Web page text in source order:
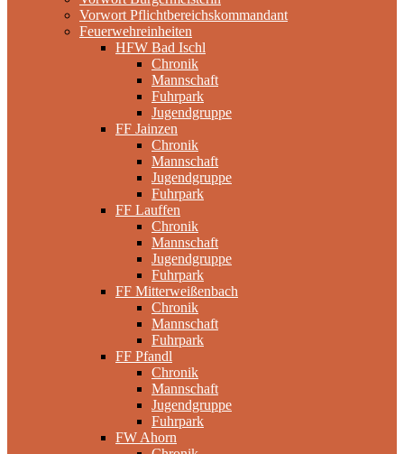
Vorwort Pflichtbereichskommandant
Feuerwehreinheiten
HFW Bad Ischl
Chronik
Mannschaft
Fuhrpark
Jugendgruppe
FF Jainzen
Chronik
Mannschaft
Jugendgruppe
Fuhrpark
FF Lauffen
Chronik
Mannschaft
Jugendgruppe
Fuhrpark
FF Mitterweißenbach
Chronik
Mannschaft
Fuhrpark
FF Pfandl
Chronik
Mannschaft
Jugendgruppe
Fuhrpark
FW Ahorn